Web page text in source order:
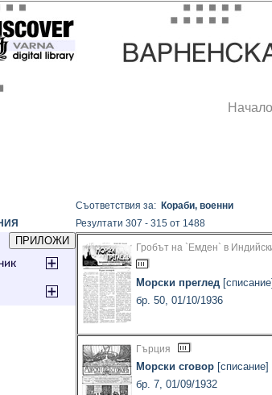
Начало
Съответствия за: Кораби, военни
Резултати 307 - 315 от 1488
Гробът на `Емден` в
Морски преглед [списание]
бр. 50, 01/10/1936
Гърция
Морски сговор [списание]
бр. 7, 01/09/1932